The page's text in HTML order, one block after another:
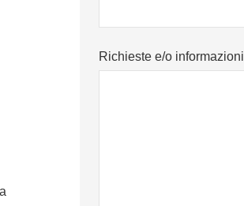
Richieste e/o informazioni